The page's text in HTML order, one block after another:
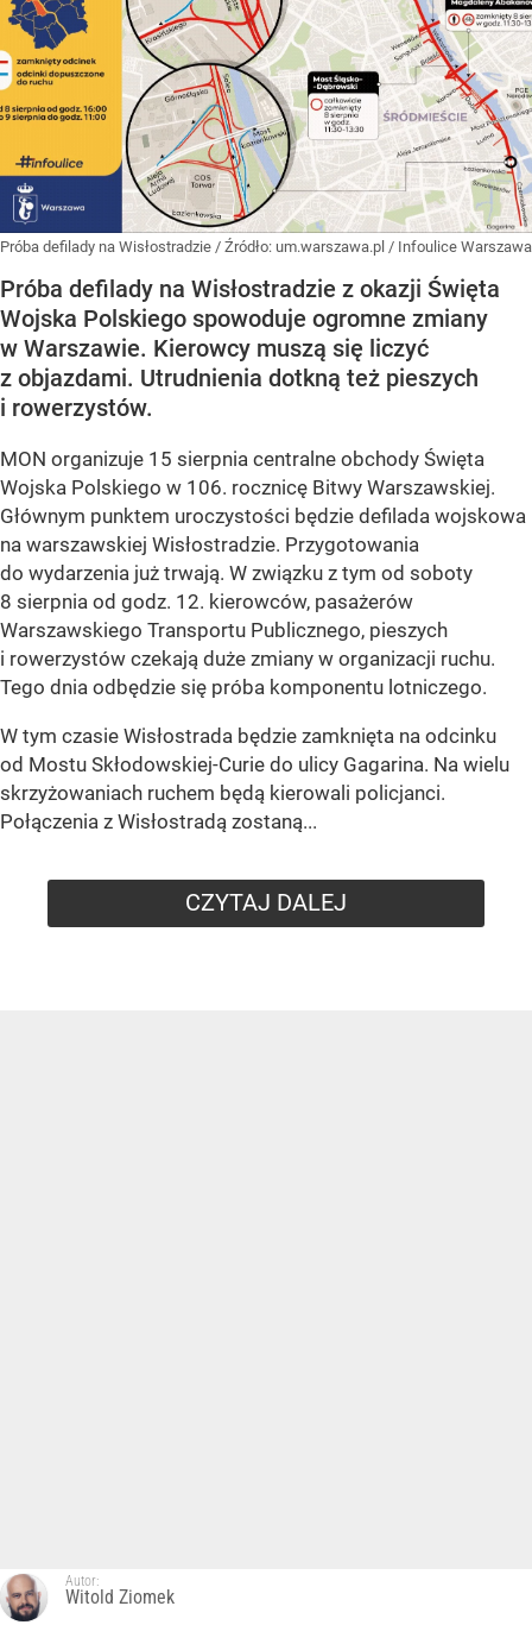
Próba defilady na Wisłostradzie / Źródło: um.warszawa.pl / Infoulice Warszawa
Próba defilady na Wisłostradzie z okazji Święta
Wojska Polskiego spowoduje ogromne zmiany
w Warszawie. Kierowcy muszą się liczyć
z objazdami. Utrudnienia dotkną też pieszych
i rowerzystów.
MON organizuje 15 sierpnia centralne obchody Święta
Wojska Polskiego w 106. rocznicę Bitwy Warszawskiej.
Głównym punktem uroczystości będzie defilada wojskowa
na warszawskiej Wisłostradzie. Przygotowania
do wydarzenia już trwają. W związku z tym od soboty
8 sierpnia od godz. 12. kierowców, pasażerów
Warszawskiego Transportu Publicznego, pieszych
i rowerzystów czekają duże zmiany w organizacji ruchu.
Tego dnia odbędzie się próba komponentu lotniczego.
W tym czasie Wisłostrada będzie zamknięta na odcinku
od Mostu Skłodowskiej-Curie do ulicy Gagarina. Na wielu
skrzyżowaniach ruchem będą kierowali policjanci.
Połączenia z Wisłostradą zostaną...
CZYTAJ DALEJ
Autor:
Witold Ziomek